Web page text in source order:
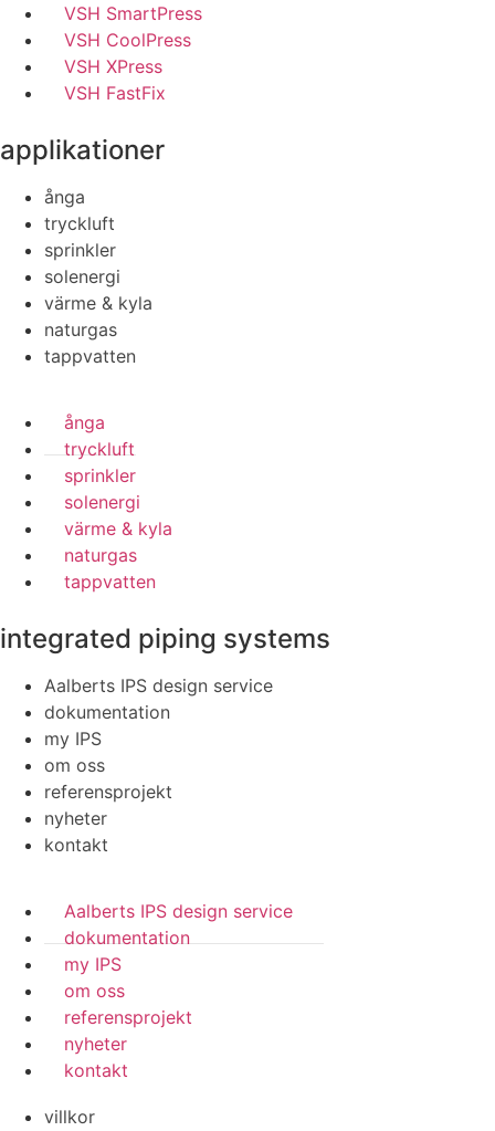
VSH SmartPress
VSH CoolPress
VSH XPress
VSH FastFix
applikationer
ånga
tryckluft
sprinkler
solenergi
värme & kyla
naturgas
tappvatten
ånga
tryckluft
sprinkler
solenergi
värme & kyla
naturgas
tappvatten
integrated piping systems
Aalberts IPS design service
dokumentation
my IPS
om oss
referensprojekt
nyheter
kontakt
Aalberts IPS design service
dokumentation
my IPS
om oss
referensprojekt
nyheter
kontakt
villkor